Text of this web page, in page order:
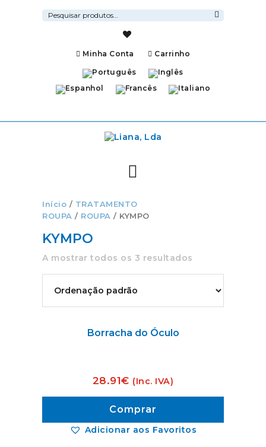
Pesquisar
por:
Minha Conta Carrinho
Início / TRATAMENTO
ROUPA / ROUPA / KYMPO
KYMPO
A mostrar todos os 3 resultados
Adicionar aos Favoritos
Borracha do Óculo
28.91€ (Inc. IVA)
Comprar